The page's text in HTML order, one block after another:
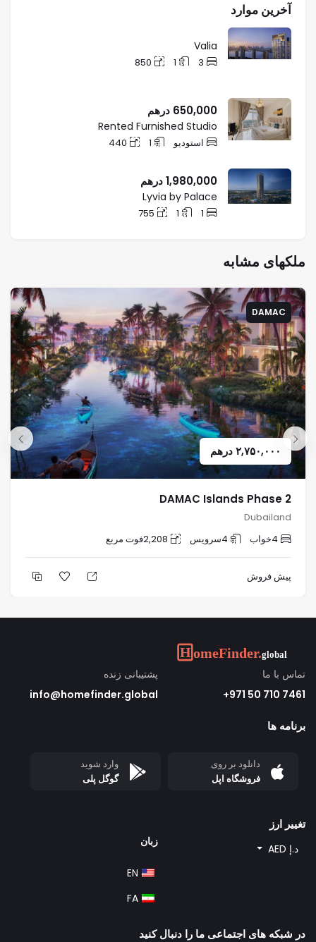
آخرین موارد
Valia
3
1
850
650,000 درهم
Rented Furnished Studio
استودیو 1
440
1,980,000درهم
Lyvia by Palace
1
1
755
ملکهای مشابه
DAMAC
۲,۷۵۰,۰۰۰درهم
DAMAC Islands Phase 2
Dubailand
4خواب 4سرویس 2,208فوت مربع
پیش فروش
تماس با ما
7461 710 50 971+
پشتیبانی زنده
info@homefinder.global
برنامه ها
دانلود بر روی
فروشگاه اپل
وارد شوید
گوگل پلی
تغییر ارز
د.إ AED
زبان
EN
FA
در شبکه های اجتماعی ما را دنبال کنید